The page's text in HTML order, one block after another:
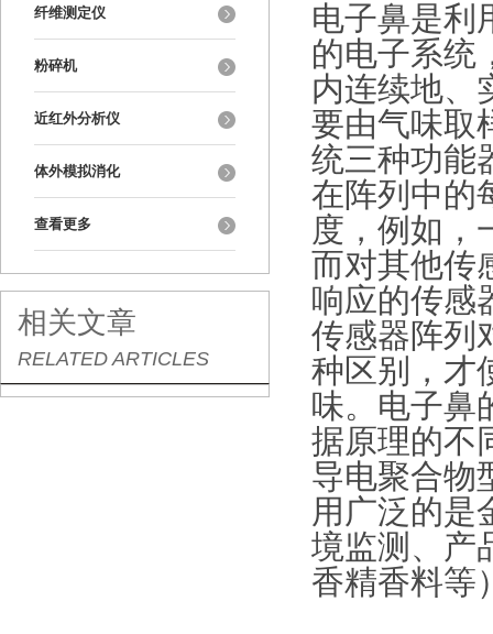
纤维测定仪
粉碎机
近红外分析仪
体外模拟消化
查看更多
相关文章
RELATED ARTICLES
电子鼻是利
的电子系统
内连续地、
要由气味取
统三种功能
在阵列中的
度，例如，
而对其他传
响应的传感
传感器阵列
种区别，才
味。电子鼻
据原理的不
导电聚合物
用广泛的是
境监测、产
香精香料等